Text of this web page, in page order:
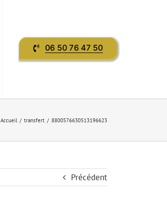
06 50 76 47 50
Accueil transfert 8800576630513196623
Précédent